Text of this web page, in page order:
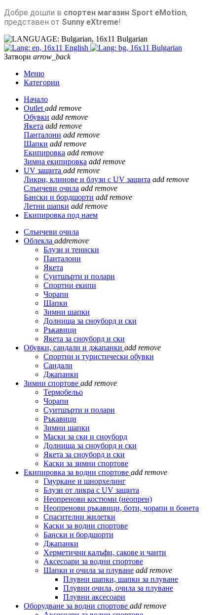
Добре дошли в спортен магазин Sport eMotion,
представен от Sunny eXtreme!
Bulgarian
English
Bulgarian
Затвори arrow_back
Меню
Категории
Начало
Outlet add remove
Обувки add remove
Якета add remove
Панталони add remove
Шапки add remove
Екипировка add remove
Зимна екипировка add remove
UV защита add remove
Ликри, клинове и блузи с UV защита add remove
Слънчеви очила add remove
Бански и бордшорти add remove
Летни шапки add remove
Екипировка под наем
Слънчеви очила
Облекла addremove
Блузи и тениски
Панталони
Якета
Суитшърти и полари
Спортни екипи
Чорапи
Шапки
Зимни шапки
Долнища за сноуборд и ски
Ръкавици
Якета за сноуборд и ски
Обувки, сандали и джапанки add remove
Спортни и туристически обувки
Сандали
Джапанки
Зимни спортове add remove
Термобельо
Чорапи
Суитшърти и полари
Ръкавици
Зимни шапки
Маски за ски и сноуборд
Долнища за сноуборд и ски
Якета за сноуборд и ски
Каски за зимни спортове
Екипировка за водни спортове add remove
Гмуркане и шнорхелинг
Блузи от ликра с UV защита
Неопренови костюми (неопрен)
Неопренови ръкавици, боти, чорапи и бонета
Спасителни жилетки
Каски за водни спортове
Бански и бордшорти
Джапанки
Херметични калъфи, сакове и чанти
Аксесоари за водни спортове
Шапки и очила за плуване add remove
Плувни шапки, шапки за плуване
Плувни очила, очила за плуване
Плувни аксесоари
Оборудване за водни спортове add remove